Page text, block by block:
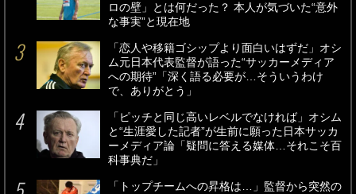
ロの壁」とは何だった？ 本人が気づいた“意外
な事実”と現在地
「恋人や移籍ゴシップより面白いはずだ」オシ
ム元日本代表監督が語った“サッカーメディア
への期待”「深く語る必要が…そういうわけ
で、ありがとう」
「ピッチと同じ高いレベルでなければ」オシム
と“生涯愛した記者”が生前に願った日本サッカ
ーメディア論「疑問に答える媒体…それこそ百
科事典だ」
「トップチームへの昇格は…」監督から突然の